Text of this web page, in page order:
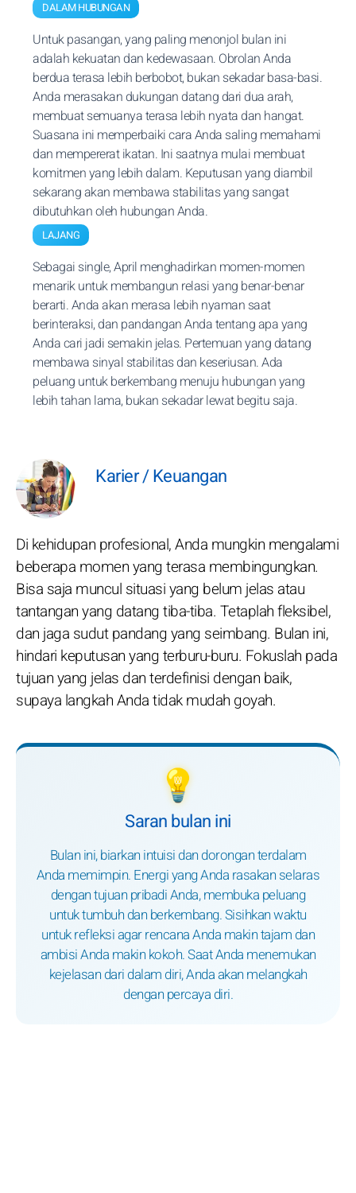
DALAM HUBUNGAN
Untuk pasangan, yang paling menonjol bulan ini
adalah kekuatan dan kedewasaan. Obrolan Anda
berdua terasa lebih berbobot, bukan sekadar basa-basi.
Anda merasakan dukungan datang dari dua arah,
membuat semuanya terasa lebih nyata dan hangat.
Suasana ini memperbaiki cara Anda saling memahami
dan mempererat ikatan. Ini saatnya mulai membuat
komitmen yang lebih dalam. Keputusan yang diambil
sekarang akan membawa stabilitas yang sangat
dibutuhkan oleh hubungan Anda.
LAJANG
Sebagai single, April menghadirkan momen-momen
menarik untuk membangun relasi yang benar-benar
berarti. Anda akan merasa lebih nyaman saat
berinteraksi, dan pandangan Anda tentang apa yang
Anda cari jadi semakin jelas. Pertemuan yang datang
membawa sinyal stabilitas dan keseriusan. Ada
peluang untuk berkembang menuju hubungan yang
lebih tahan lama, bukan sekadar lewat begitu saja.
Karier / Keuangan
Di kehidupan profesional, Anda mungkin mengalami
beberapa momen yang terasa membingungkan.
Bisa saja muncul situasi yang belum jelas atau
tantangan yang datang tiba-tiba. Tetaplah fleksibel,
dan jaga sudut pandang yang seimbang. Bulan ini,
hindari keputusan yang terburu-buru. Fokuslah pada
tujuan yang jelas dan terdefinisi dengan baik,
supaya langkah Anda tidak mudah goyah.
💡
Saran bulan ini
Bulan ini, biarkan intuisi dan dorongan terdalam
Anda memimpin. Energi yang Anda rasakan selaras
dengan tujuan pribadi Anda, membuka peluang
untuk tumbuh dan berkembang. Sisihkan waktu
untuk refleksi agar rencana Anda makin tajam dan
ambisi Anda makin kokoh. Saat Anda menemukan
kejelasan dari dalam diri, Anda akan melangkah
dengan percaya diri.